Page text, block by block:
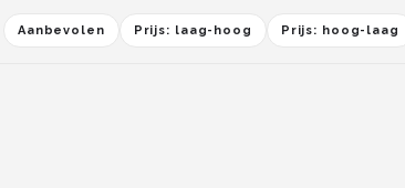
Aanbevolen Prijs: laag-hoog Prijs: hoog-laag